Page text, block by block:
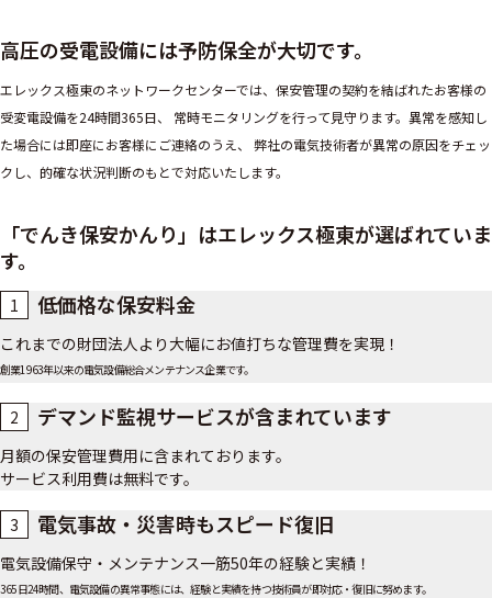
高圧の受電設備には予防保全が大切です。
エレックス極東のネットワークセンターでは、保安管理の契約を結ばれたお客様の
受変電設備を24時間365日、 常時モニタリングを行って見守ります。異常を感知し
た場合には即座にお客様にご連絡のうえ、 弊社の電気技術者が異常の原因をチェッ
クし、的確な状況判断のもとで対応いたします。
「でんき保安かんり」はエレックス極東が選ばれていま
す。
1 低価格な保安料金
これまでの財団法人より大幅にお値打ちな管理費を実現！
創業1963年以来の電気設備総合メンテナンス企業です。
2 デマンド監視サービスが含まれています
月額の保安管理費用に含まれております。
サービス利用費は無料です。
3 電気事故・災害時もスピード復旧
電気設備保守・メンテナンス一筋50年の経験と実績！
365日24時間、電気設備の異常事態には、経験と実績を持つ技術員が即対応・復旧に努めます。